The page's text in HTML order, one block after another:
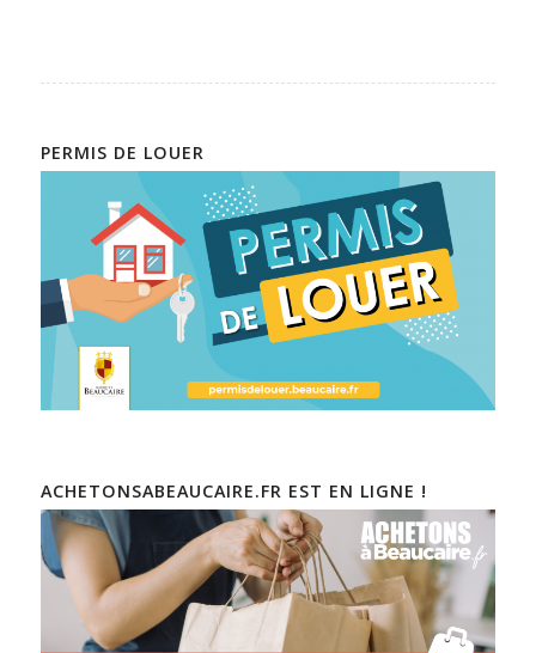
PERMIS DE LOUER
ACHETONSABEAUCAIRE.FR EST EN LIGNE !